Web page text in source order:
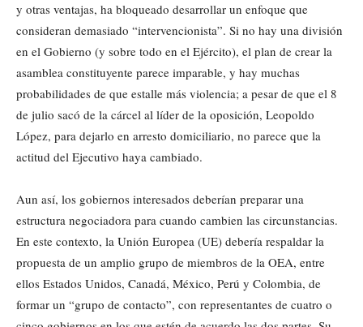
y otras ventajas, ha bloqueado desarrollar un enfoque que
consideran demasiado “intervencionista”. Si no hay una división
en el Gobierno (y sobre todo en el Ejército), el plan de crear la
asamblea constituyente parece imparable, y hay muchas
probabilidades de que estalle más violencia; a pesar de que el 8
de julio sacó de la cárcel al líder de la oposición, Leopoldo
López, para dejarlo en arresto domiciliario, no parece que la
actitud del Ejecutivo haya cambiado.
Aun así, los gobiernos interesados deberían preparar una
estructura negociadora para cuando cambien las circunstancias.
En este contexto, la Unión Europea (UE) debería respaldar la
propuesta de un amplio grupo de miembros de la OEA, entre
ellos Estados Unidos, Canadá, México, Perú y Colombia, de
formar un “grupo de contacto”, con representantes de cuatro o